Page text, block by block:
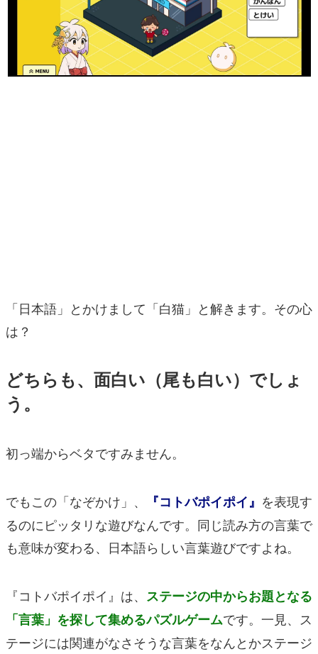
なんでゲームは面白い？
ゲーム開発者・hamatsu氏がゲームの魅力を画面や操作の
具体的な形から解き明かしていく、硬派で骨太な評論連載
です。
ゲームが変えた日本語
「経験値」「裏技」「ラスボス」… ゲームにまつわる言葉
電ファミニコゲーマーとは？
運営：株式会社マレ
「日本語」とかけまして「白猫」と解きます。その心
は？
どちらも、面白い（尾も白い）でしょ
う。
初っ端からベタですみません。
でもこの「なぞかけ」、 『コトバポイポイ』 を表現す
るのにピッタリな遊びなんです。同じ読み方の言葉で
も意味が変わる、日本語らしい言葉遊びですよね。
『コトバポイポイ』は、 ステージの中からお題となる
「言葉」を探して集めるパズルゲームです。一見、ス
テージには関連がなさそうな言葉をなんとかステージ